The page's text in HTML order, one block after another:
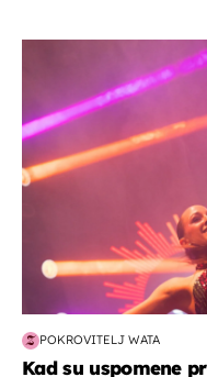
POKROVITELJ WATA
Kad su uspomene